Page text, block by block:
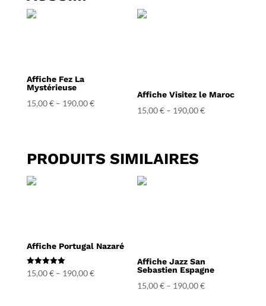
Affiche Fez La
Mystérieuse
15,00€– 190,00€
Affiche Visitez le Maroc
15,00€ – 190,00€
PRODUITS SIMILAIRES
Affiche Portugal Nazaré
Note
5.00
15,00€– 190,00€
Affiche Jazz San
Sebastien Espagne
15,00€ – 190,00€